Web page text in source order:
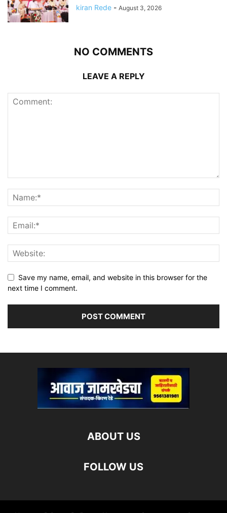
kiran Rede - August 3, 2026
NO COMMENTS
LEAVE A REPLY
Save my name, email, and website in this browser for the
next time I comment.
ABOUT US
FOLLOW US